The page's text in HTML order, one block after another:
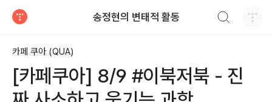
송정현의 변태적 활동
카페 쿠아 (QUA)
[카페쿠아] 8/9 #이북저북 - 진